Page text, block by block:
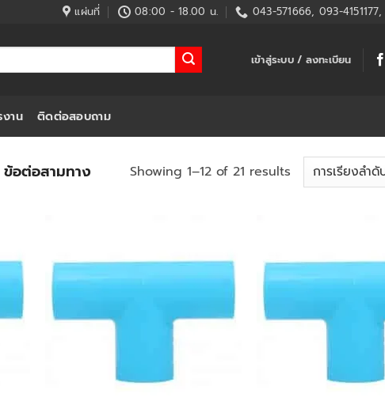
แผ่นที่ 08:00 - 18.00 น. 043-571666, 093-
เข้าสู่ระบบ / ลงทะเบียน
าน ติดต่อสอบถาม
ข้อต่อสามทาง Showing 1–12 of 21 results